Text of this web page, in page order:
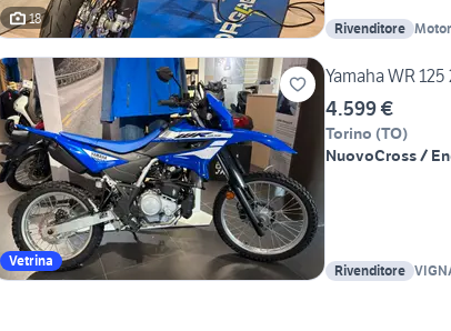
18
Rivenditore
Vetrina
Yamaha WR
4.599 €
Torino (TO)
NuovoCross /
Rivenditore